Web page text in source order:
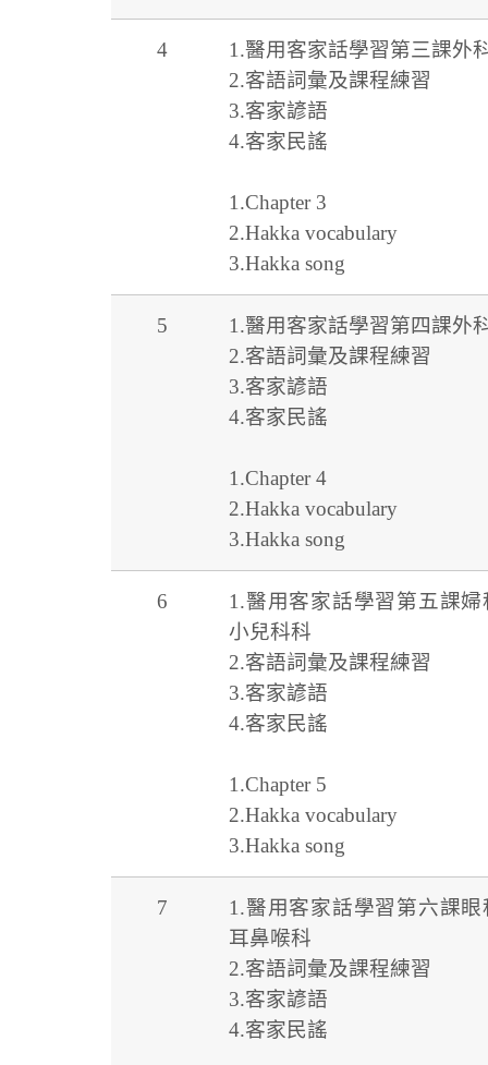
4
1.醫用客家話學習第三課外
2.客語詞彙及課程練習
3.客家諺語
4.客家民謠
1.Chapter 3
2.Hakka vocabulary
3.Hakka song
5
1.醫用客家話學習第四課外
2.客語詞彙及課程練習
3.客家諺語
4.客家民謠
1.Chapter 4
2.Hakka vocabulary
3.Hakka song
6
1.醫用客家話學習第五課婦
小兒科科
2.客語詞彙及課程練習
3.客家諺語
4.客家民謠
1.Chapter 5
2.Hakka vocabulary
3.Hakka song
7
1.醫用客家話學習第六課眼
耳鼻喉科
2.客語詞彙及課程練習
3.客家諺語
4.客家民謠